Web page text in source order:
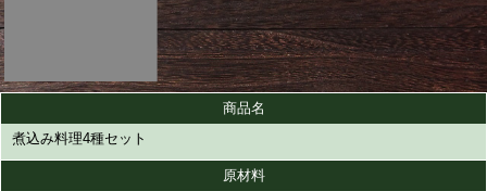
こ
だ
わ
り
の
菓
子
商品名
煮込み料理4種セット
原材料